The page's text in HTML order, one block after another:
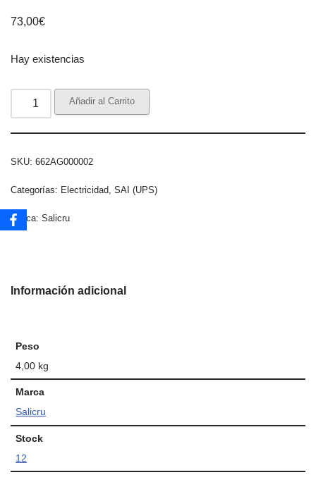
73,00€
Hay existencias
Añadir al Carrito
SKU: 662AG000002
Categorías: Electricidad, SAI (UPS)
Marca: Salicru
Información adicional
Peso
4,00 kg
Marca
Salicru
Stock
12